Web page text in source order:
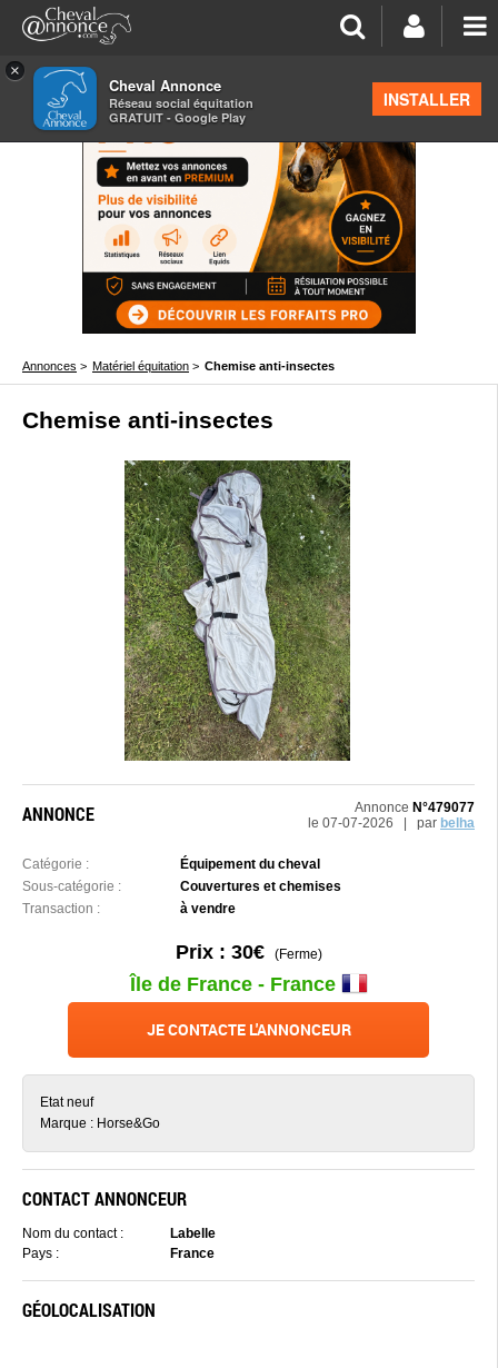
×
Cheval Annonce
Réseau social équitation
GRATUIT - Google Play
INSTALLER
Annonces > Matériel équitation > Chemise anti-insectes
Chemise anti-insectes
ANNONCE Annonce N°479077
le 07-07-2026 | par belha
Catégorie :
Équipement du cheval
Sous-catégorie :
Couvertures et chemises
Transaction :
à vendre
Prix : 30€(Ferme)
Île de France - France
JE CONTACTE L'ANNONCEUR
Etat neuf
Marque : Horse&Go
CONTACT ANNONCEUR
Nom du contact :
Labelle
Pays :
France
GÉOLOCALISATION